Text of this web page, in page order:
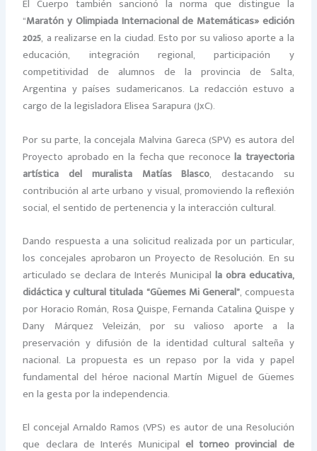
El Cuerpo también sancionó la norma que distingue la
“Maratón y Olimpiada Internacional de Matemáticas» edición
2025, a realizarse en la ciudad. Esto por su valioso aporte a la
educación, integración regional, participación y
competitividad de alumnos de la provincia de Salta,
Argentina y países sudamericanos. La redacción estuvo a
cargo de la legisladora Elisea Sarapura (JxC).
Por su parte, la concejala Malvina Gareca (SPV) es autora del
Proyecto aprobado en la fecha que reconocela trayectoria
artística del muralista Matías Blasco, destacando su
contribución al arte urbano y visual, promoviendo la reflexión
social, el sentido de pertenencia y la interacción cultural.
Dando respuesta a una solicitud realizada por un particular,
los concejales aprobaron un Proyecto de Resolución. En su
articulado se declara de Interés Municipal la obra educativa,
didáctica y cultural titulada “Güemes Mi General”, compuesta
por Horacio Román, Rosa Quispe, Fernanda Catalina Quispe y
Dany Márquez Veleizán, por su valioso aporte a la
preservación y difusión de la identidad cultural salteña y
nacional. La propuesta es un repaso por la vida y papel
fundamental del héroe nacional Martín Miguel de Güemes
en la gesta por la independencia.
El concejal Arnaldo Ramos (VPS) es autor de una Resolución
que declara de Interés Municipalel torneo provincial de